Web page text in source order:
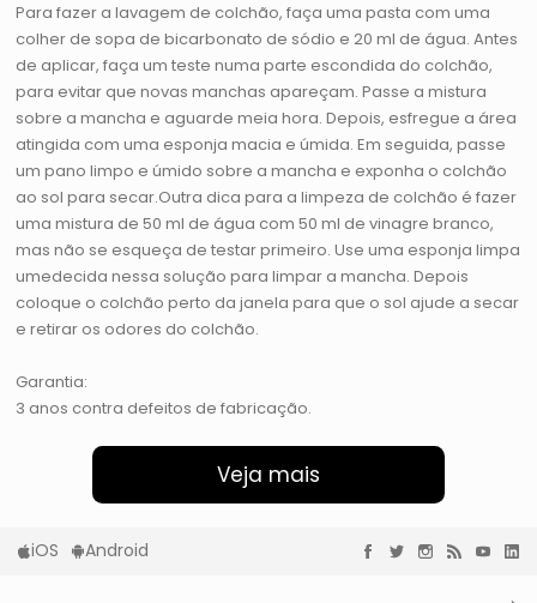
Para fazer a lavagem de colchão, faça uma pasta com uma
colher de sopa de bicarbonato de sódio e 20 ml de água. Antes
de aplicar, faça um teste numa parte escondida do colchão,
para evitar que novas manchas apareçam. Passe a mistura
sobre a mancha e aguarde meia hora. Depois, esfregue a área
atingida com uma esponja macia e úmida. Em seguida, passe
um pano limpo e úmido sobre a mancha e exponha o colchão
ao sol para secar.Outra dica para a limpeza de colchão é fazer
uma mistura de 50 ml de água com 50 ml de vinagre branco,
mas não se esqueça de testar primeiro. Use uma esponja limpa
umedecida nessa solução para limpar a mancha. Depois
coloque o colchão perto da janela para que o sol ajude a secar
e retirar os odores do colchão.
Garantia:
3 anos contra defeitos de fabricação.
Veja mais
iOS Android